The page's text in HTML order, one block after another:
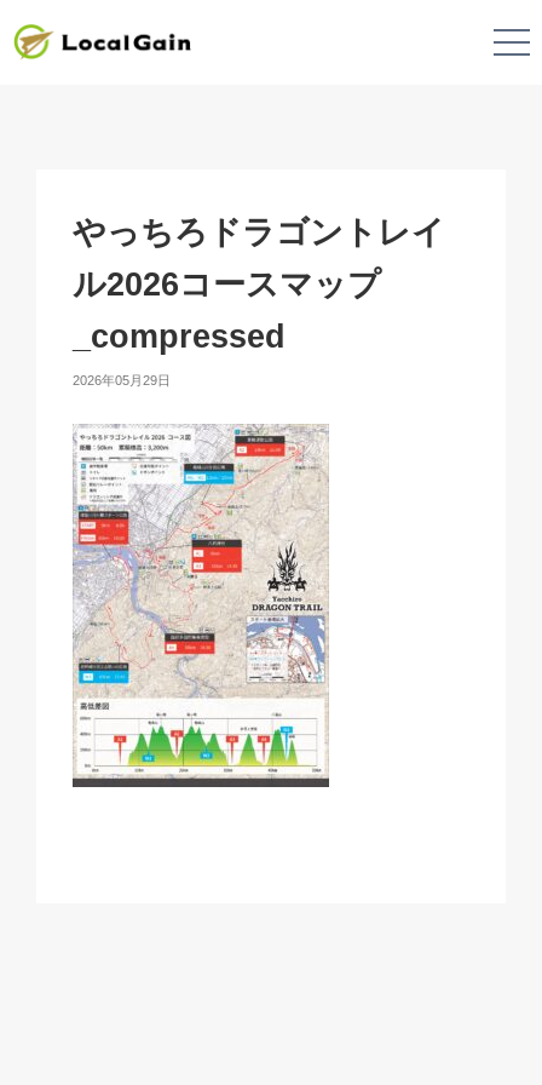
やっちろドラゴントレイ
ル2026コースマップ
_compressed
2026年05月29日